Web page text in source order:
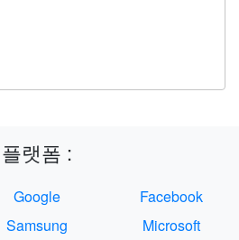
플랫폼 :
Google
Facebook
Samsung
Microsoft